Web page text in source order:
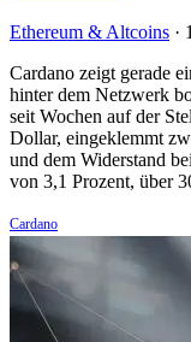
Ethereum & Altcoins ·
Cardano zeigt gerade
hinter dem Netzwerk
seit Wochen auf der
Dollar, eingeklemmt
und dem Widerstand
von 3,1 Prozent, über
Cardano